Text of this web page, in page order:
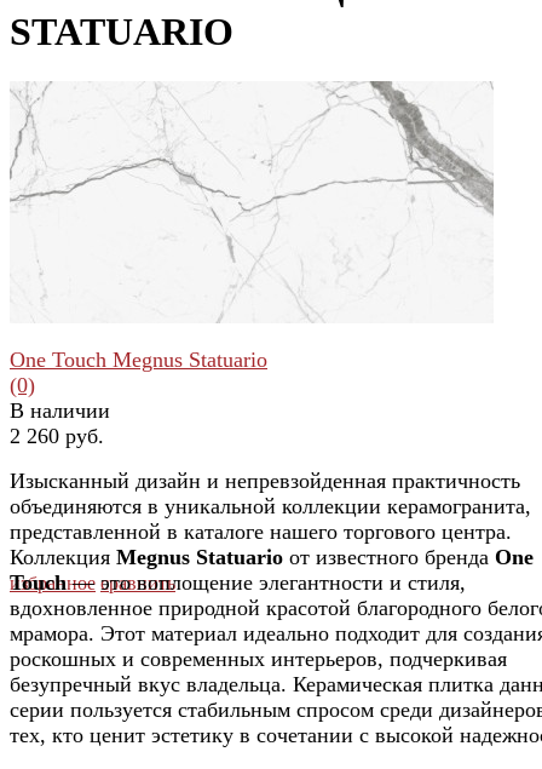
STATUARIO
избранное сравнить
One Touch Megnus Statuario
(0)
В наличии
2 260 руб.
Изысканный дизайн и непревзойденная практичность
объединяются в уникальной коллекции керамогранита,
представленной в каталоге нашего торгового центра.
Коллекция Megnus Statuario от известного бренда One
Touch— это воплощение элегантности и стиля,
вдохновленное природной красотой благородного
мрамора. Этот материал идеально подходит для
роскошных и современных интерьеров, подчеркивая
безупречный вкус владельца. Керамическая плитка
серии пользуется стабильным спросом среди
тех, кто ценит эстетику в сочетании с высокой